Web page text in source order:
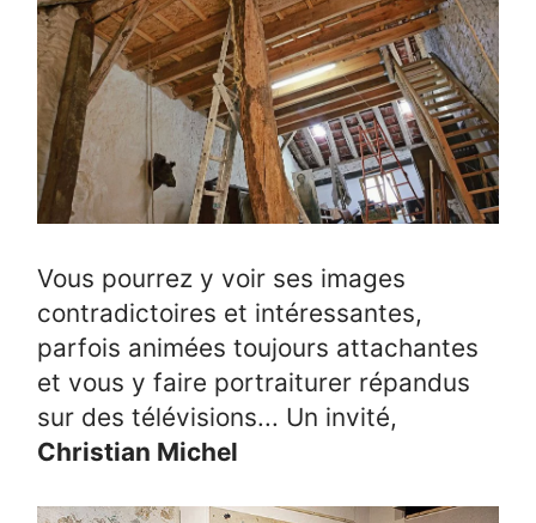
Vous pourrez y voir ses images
contradictoires et intéressantes,
parfois animées toujours attachantes
et vous y faire portraiturer répandus
sur des télévisions... Un invité,
Christian Michel